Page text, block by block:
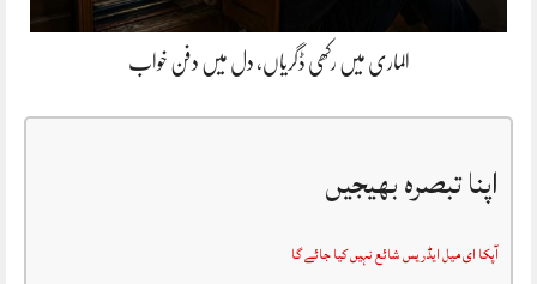
الماری میں رکھی ڈگریاں، دل میں دفن خواب
اپنا تبصرہ بھیجیں
آپکا ای میل ایڈریس شائع نہیں کیا جائے گا